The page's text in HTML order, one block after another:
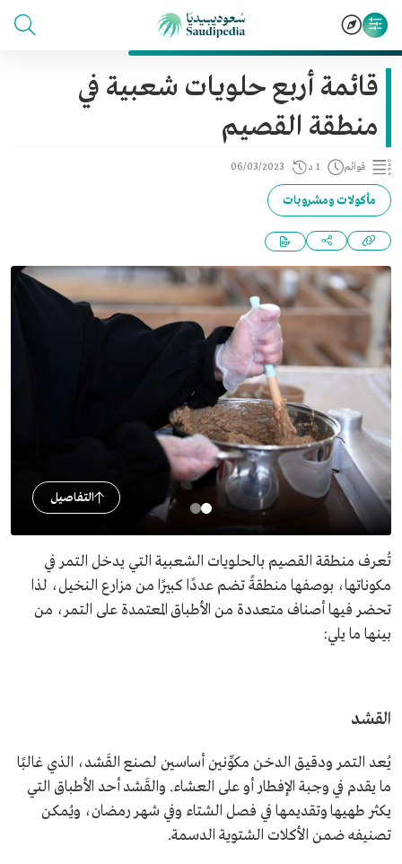
قائمة أربع حلويات شعبية في
منطقة القصيم
قوائم 1 د 06/03/2023
مأكولات ومشروبات
التفاصيل
تُعرف منطقة القصيم بالحلويات الشعبية التي يدخل التمر في
مكوناتها، بوصفها منطقةً تضم عددًا كبيرًا من مزارع النخيل، لذا
تحضر فيها أصناف متعددة من الأطباق المعتمدة على التمر، من
بينها ما يلي:
القشد
يُعد التمر ودقيق الدخن مكوِّنين أساسين لصنع القَشد، الذي غالبًا
ما يقدم في وجبة الإفطار أو على العشاء. والقَشد أحد الأطباق التي
يكثر طهيها وتقديمها في فصل الشتاء وفي شهر رمضان، ويُمكن
تصنيفه ضمن الأكلات الشتوية الدسمة.